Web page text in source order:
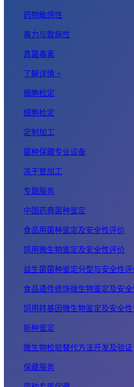
药物敏感性
毒力与致病性
真菌毒素
了解详情 +
细胞检定
细胞检定
定制加工
菌种保藏专业设备
冻干管加工
专题服务
中国药典菌种鉴定
食品用菌种鉴定及安全性评价
饲用微生物鉴定及安全性评价
益生菌菌种鉴定分型与安全性评
食品遗传修饰微生物鉴定及安全
饲用转基因微生物鉴定及安全性
新种鉴定
微生物检验替代方法开发及验证
保藏服务